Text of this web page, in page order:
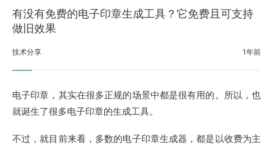
有没有免费的电子印章生成工具？它免费且可支持
做旧效果
技术分享 1年前
电子印章，其实在很多正规的场景中都是很有用的。所以，也
就诞生了很多电子印章的生成工具。
不过，就目前来看，多数的电子印章生成器，都是以收费为主